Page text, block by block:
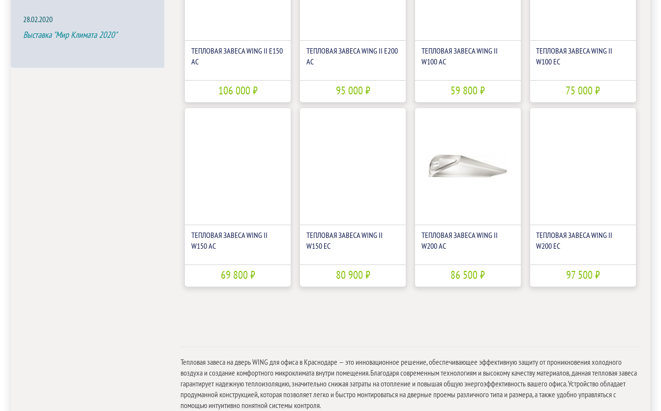
28.02.2020
Выставка "Мир Климата 2020"
ТЕПЛОВАЯ ЗАВЕСА WING II E150
AC
106 000 ₽
ТЕПЛОВАЯ ЗАВЕСА WING II E200
АС
95 000 ₽
ТЕПЛОВАЯ ЗАВЕСА WING II
W100 AC
59 800 ₽
ТЕПЛОВАЯ ЗАВЕСА WING II
W100 EC
75 000 ₽
ТЕПЛОВАЯ ЗАВЕСА WING II
W150 AC
69 800 ₽
ТЕПЛОВАЯ ЗАВЕСА WING II
W150 EC
80 900 ₽
ТЕПЛОВАЯ ЗАВЕСА WING II
W200 AC
86 500 ₽
ТЕПЛОВАЯ ЗАВЕСА WING II
W200 EC
97 500 ₽
Тепловая завеса на дверь WING для офиса в Краснодаре — это инновационное решение, обеспечивающее эффективную защиту от проникновения холодного
воздуха и создание комфортного микроклимата внутри помещения. Благодаря современным технологиям и высокому качеству материалов, данная тепловая завеса
гарантирует надежную теплоизоляцию, значительно снижая затраты на отопление и повышая общую энергоэффективность вашего офиса. Устройство обладает
продуманной конструкцией, которая позволяет легко и быстро монтироваться на дверные проемы различного типа и размера, а также удобно управляться с
помощью интуитивно понятной системы контроля.